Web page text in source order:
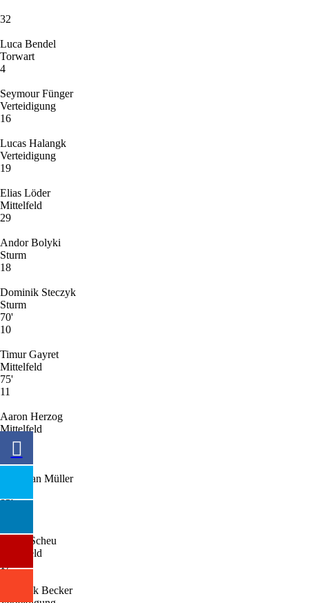
32
Luca Bendel
Torwart
4
Seymour Fünger
Verteidigung
16
Lucas Halangk
Verteidigung
19
Elias Löder
Mittelfeld
29
Andor Bolyki
Sturm
18
Dominik Steczyk
Sturm
70'
10
Timur Gayret
Mittelfeld
75'
11
Aaron Herzog
Mittelfeld
83'
Sebastian Müller
83'
Robin Scheu
Mittelfeld
17
Dominik Becker